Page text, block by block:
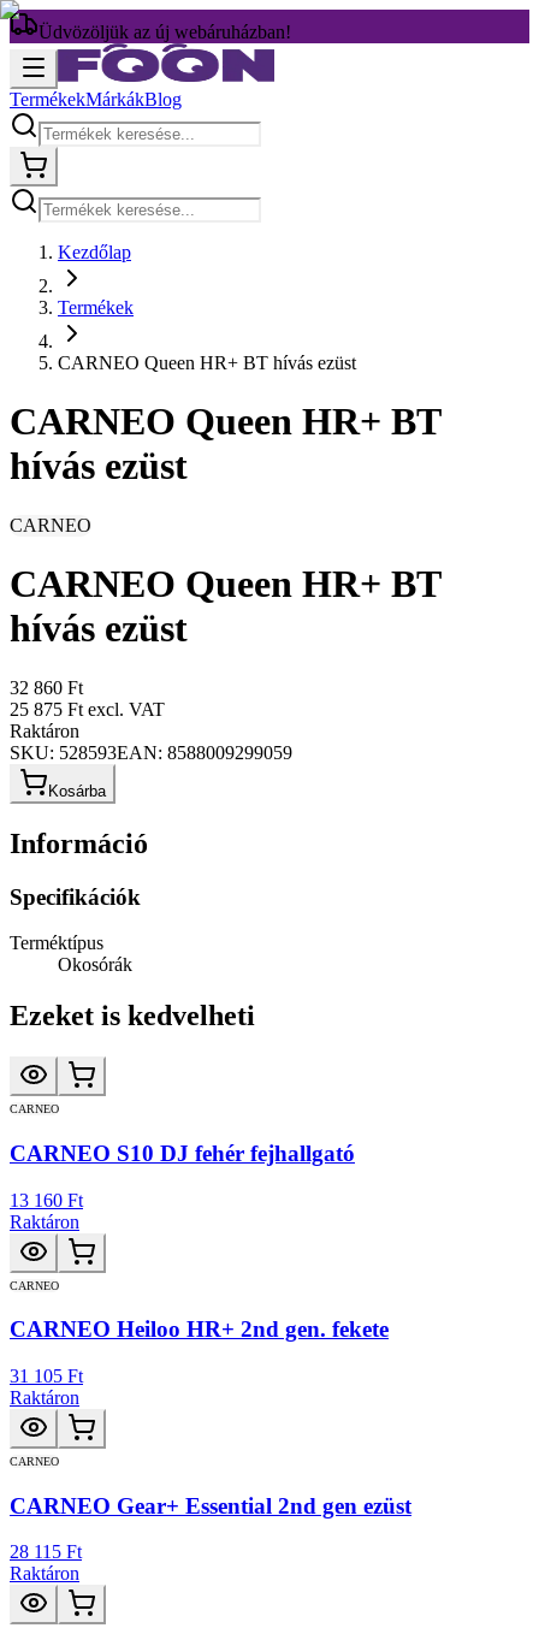
Üdvözöljük az új webáruházban!
TermékekMárkákBlog
Kezdőlap
Termékek
CARNEO Queen HR+ BT hívás ezüst
CARNEO Queen HR+ BT
hívás ezüst
CARNEO
CARNEO Queen HR+ BT
hívás ezüst
32 860 Ft
25 875 Ft excl. VAT
Raktáron
SKU: 528593EAN: 8588009299059
Kosárba
Információ
Specifikációk
Terméktípus
Okosórák
Ezeket is kedvelheti
CARNEO
CARNEO S10 DJ fehér fejhallgató
13 160 Ft
Raktáron
CARNEO
CARNEO Heiloo HR+ 2nd gen. fekete
31 105 Ft
Raktáron
CARNEO
CARNEO Gear+ Essential 2nd gen ezüst
28 115 Ft
Raktáron